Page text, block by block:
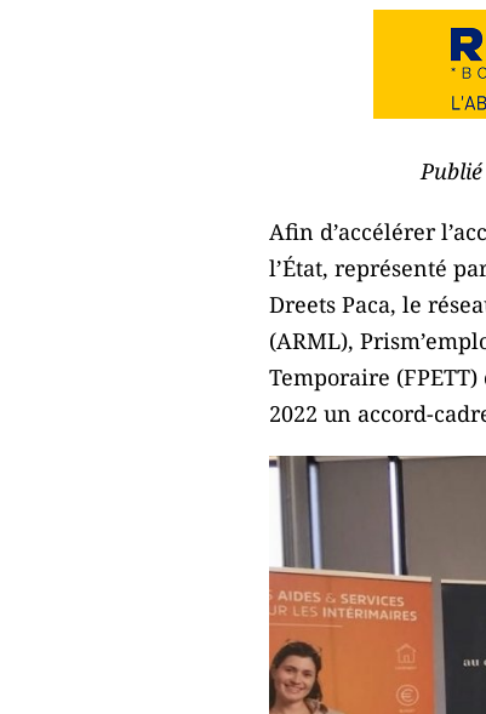
Afin d’accélérer
l’État, représenté
Dreets Paca, le
(ARML),
Temporaire
2022 un accord-